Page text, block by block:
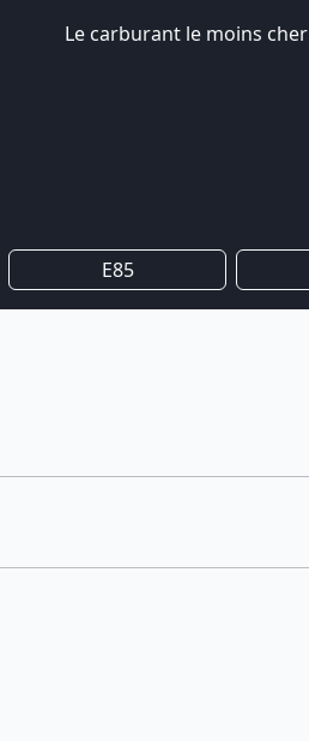
Le carburant le moins cher
E85